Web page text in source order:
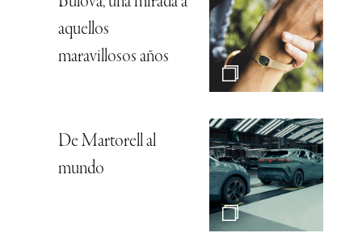
aquellos
maravillosos años
De Martorell al
mundo